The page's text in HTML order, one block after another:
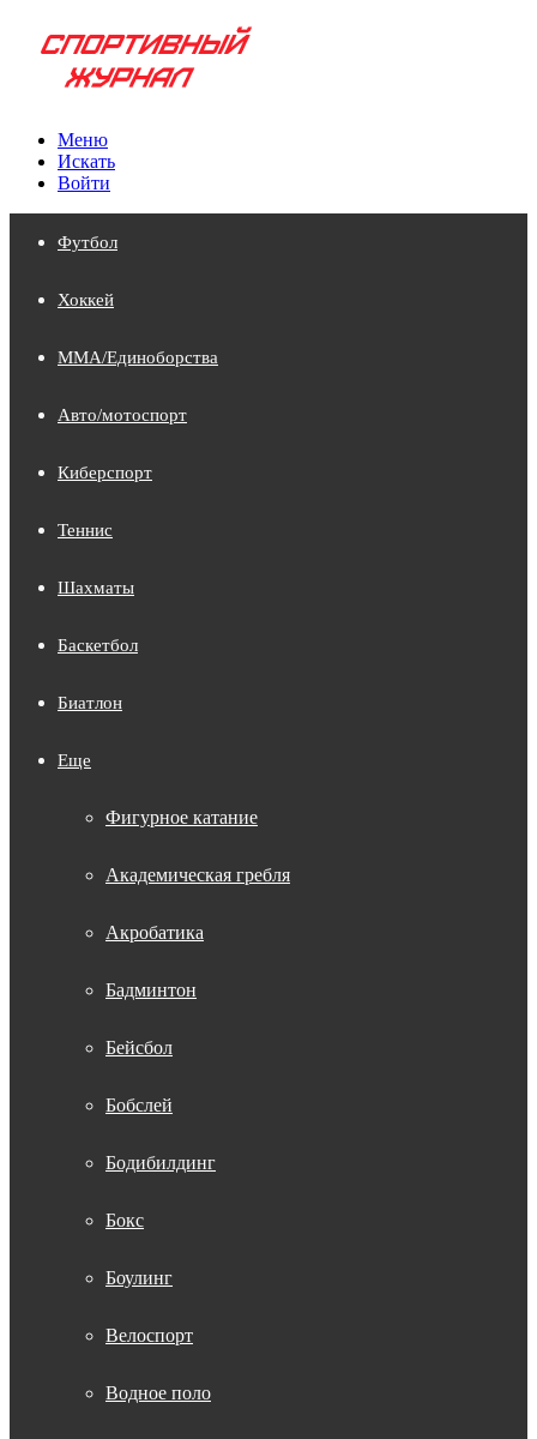
Меню
Искать
Войти
Футбол
Хоккей
MMA/Единоборства
Авто/мотоспорт
Киберспорт
Теннис
Шахматы
Баскетбол
Биатлон
Еще
Фигурное катание
Академическая гребля
Акробатика
Бадминтон
Бейсбол
Бобслей
Бодибилдинг
Бокс
Боулинг
Велоспорт
Водное поло